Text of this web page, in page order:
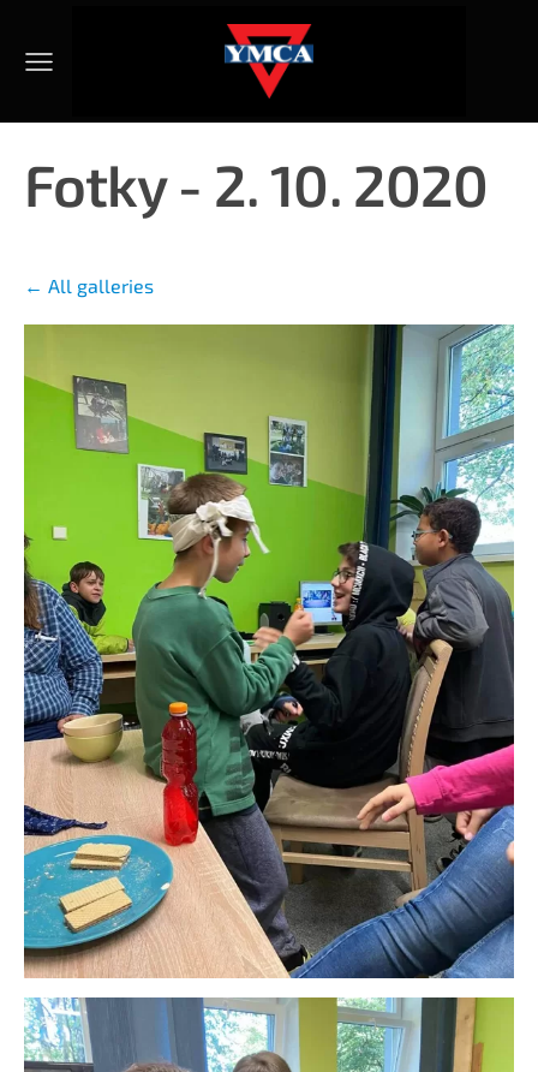
Fotky - 2. 10. 2020
All galleries